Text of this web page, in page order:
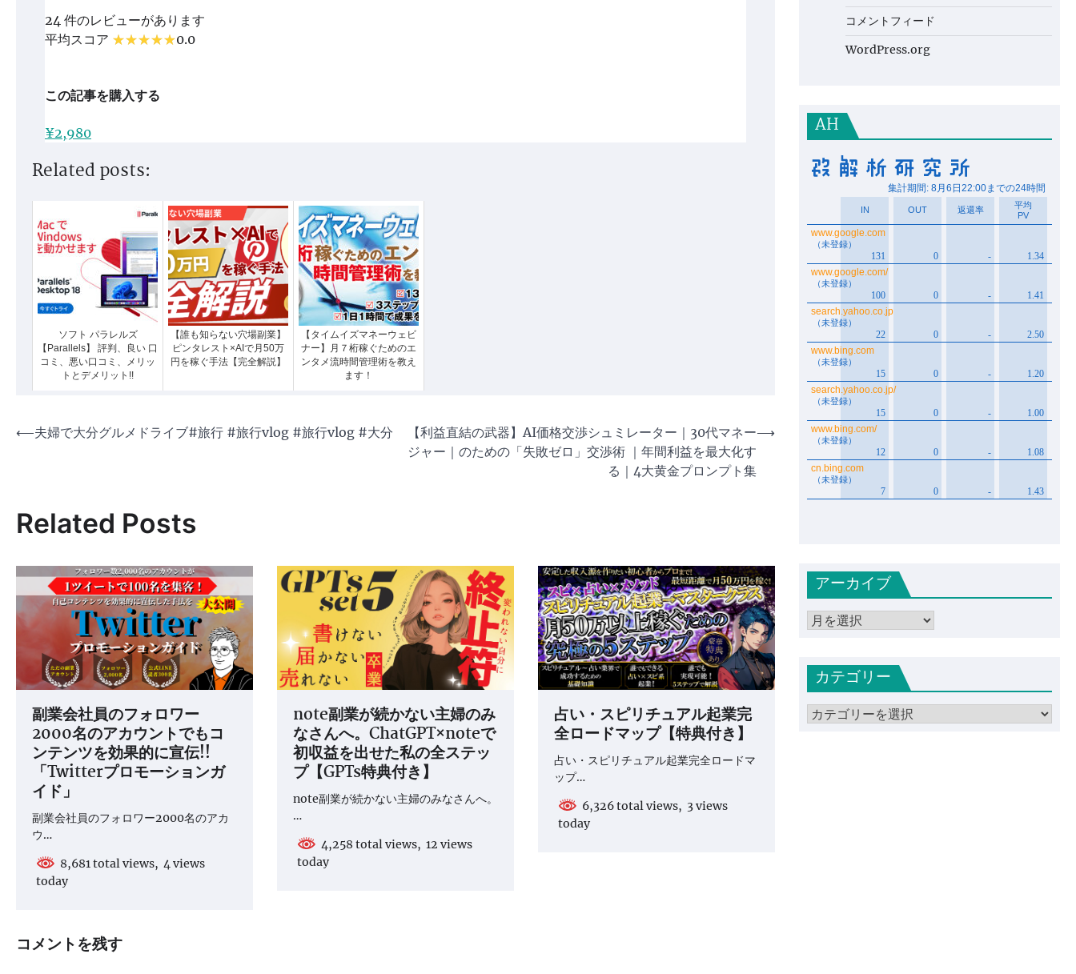
24 件のレビューがあります
平均スコア
0.0
この記事を購入する
¥2,980
Related posts:
ソフト パラレルズ
【Parallels】 評判、良い 口
コミ、悪い口コミ、メリッ
トとデメリット!!
【誰も知らない穴場副業】
ピンタレスト×AIで月50万
円を稼ぐ手法【完全解説】
【タイムイズマネーウェビ
ナー】月７桁稼ぐためのエ
ンタメ流時間管理術を教え
ます！
投
ビ
ゲ
シ
ョ
ン
⟵夫婦で大分グルメドライブ#旅行 #旅行vlog #旅行vlog #大分
【利益直結の武器】AI価格交渉シュミレーター｜30代マネー
ジャー｜のための「失敗ゼロ」交渉術 ｜年間利益を最大化す
る｜4大黄金プロンプト集
⟶
Related Posts
副業会社員のフォロワー
2000名のアカウントでもコ
ンテンツを効果的に宣伝!!
「Twitterプロモーションガ
イド」
副業会社員のフォロワー2000名のアカ
ウ…
8,681 total views, 4 views
today
note副業が続かない主婦のみ
なさんへ。ChatGPT×noteで
初収益を出せた私の全ステッ
プ【GPTs特典付き】
note副業が続かない主婦のみなさんへ。
…
4,258 total views, 12 views
today
占い・スピリチュアル起業完
全ロードマップ【特典付き】
占い・スピリチュアル起業完全ロードマ
ップ…
6,326 total views, 3 views
today
コメントを残す
コメントフィード
WordPress.org
AH
アーカイブ
ア
イ
ブ
カテゴリー
カ